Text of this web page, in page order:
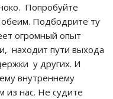
Попробуйте
обеим. Подбодрите ту
огромный опыт
находит пути выхода
у других. И
внутреннему
из нас. Не судите